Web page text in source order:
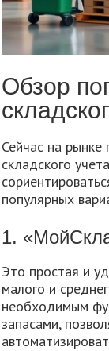
Обзор
Сейчас на
складского
популярных
1.
Это простая и
малого и
необходимым
запасами,